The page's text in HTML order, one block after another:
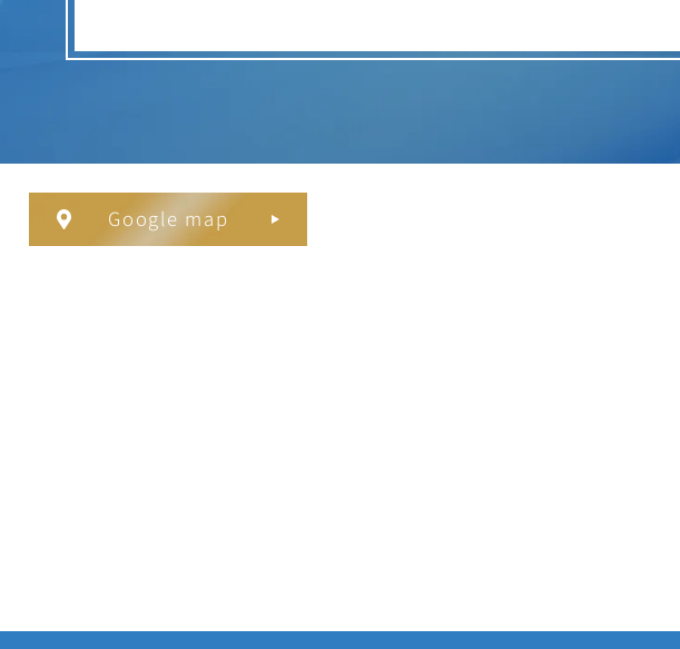
Google map